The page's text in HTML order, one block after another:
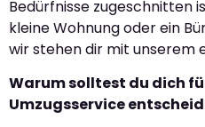
Bedürfnisse zugeschnitten
kleine Wohnung oder ein
wir stehen dir mit unserem
Warum solltest du dich
Umzugsservice